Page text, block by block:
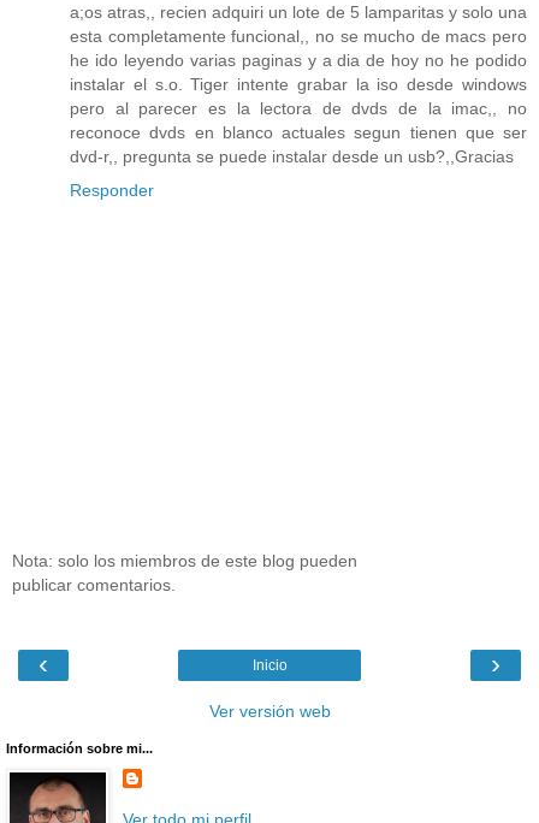
a;os atras,, recien adquiri un lote de 5 lamparitas y solo una
esta completamente funcional,, no se mucho de macs pero
he ido leyendo varias paginas y a dia de hoy no he podido
instalar el s.o. Tiger intente grabar la iso desde windows
pero al parecer es la lectora de dvds de la imac,, no
reconoce dvds en blanco actuales segun tienen que ser
dvd-r,, pregunta se puede instalar desde un usb?,,Gracias
Responder
Nota: solo los miembros de este blog pueden
publicar comentarios.
‹ ›
Inicio
Ver versión web
Información sobre mi...